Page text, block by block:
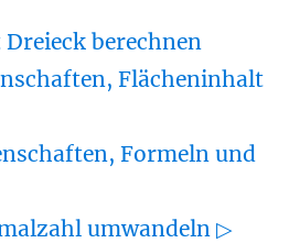
berechnen
Flächeninhalt
Formeln und
umwandeln ▷